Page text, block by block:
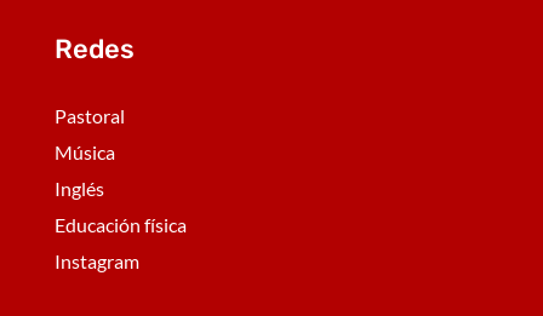
Redes
Pastoral
Música
Inglés
Educación física
Instagram